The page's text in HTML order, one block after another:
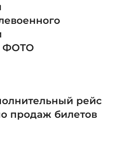
ФОТО
рейс
продаж билетов